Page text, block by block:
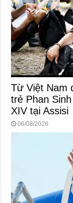
Từ Việt Nam
trẻ Phan
XIV tại Assisi
06/08/2026